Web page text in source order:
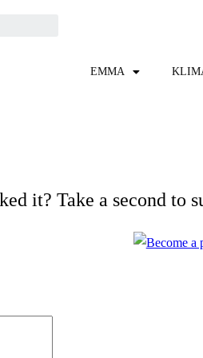
EMMA
it? Take a second to